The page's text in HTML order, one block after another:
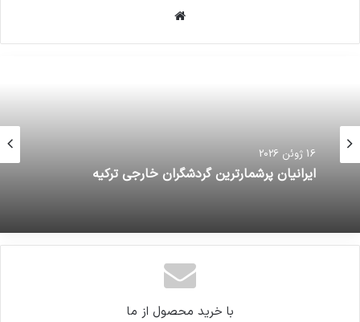
16 ژوئن 2026
ایرانیان پرشمارترین گردشگران خارجی ترکیه
با خرید محصول از ما